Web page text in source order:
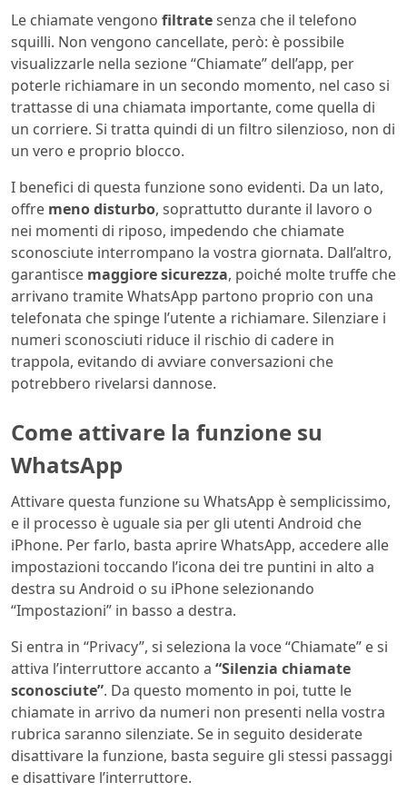
Le chiamate vengono filtratesenza che il telefono
squilli. Non vengono cancellate, però: è possibile
visualizzarle nella sezione “Chiamate” dell’app, per
poterle richiamare in un secondo momento, nel caso si
trattasse di una chiamata importante, come quella di
un corriere. Si tratta quindi di un filtro silenzioso, non di
un vero e proprio blocco.
I benefici di questa funzione sono evidenti. Da un lato,
offre meno disturbo, soprattutto durante il lavoro o
nei momenti di riposo, impedendo che chiamate
sconosciute interrompano la vostra giornata. Dall’altro,
garantisce maggiore sicurezza, poiché molte truffe che
arrivano tramite WhatsApp partono proprio con una
telefonata che spinge l’utente a richiamare. Silenziare i
numeri sconosciuti riduce il rischio di cadere in
trappola, evitando di avviare conversazioni che
potrebbero rivelarsi dannose.
Come attivare la funzione su
WhatsApp
Attivare questa funzione su WhatsApp è semplicissimo,
e il processo è uguale sia per gli utenti Android che
iPhone. Per farlo, basta aprire WhatsApp, accedere alle
impostazioni toccando l’icona dei tre puntini in alto a
destra su Android o su iPhone selezionando
“Impostazioni” in basso a destra.
Si entra in “Privacy”, si seleziona la voce “Chiamate” e si
attiva l’interruttore accanto a “Silenzia chiamate
sconosciute”. Da questo momento in poi, tutte le
chiamate in arrivo da numeri non presenti nella vostra
rubrica saranno silenziate. Se in seguito desiderate
disattivare la funzione, basta seguire gli stessi passaggi
e disattivare l’interruttore.